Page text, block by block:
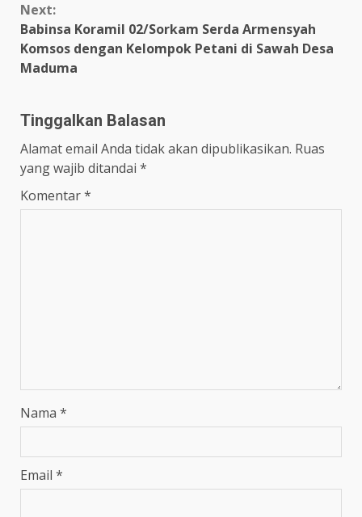
Next:
Babinsa Koramil 02/Sorkam Serda Armensyah
Komsos dengan Kelompok Petani di Sawah Desa
Maduma
Tinggalkan Balasan
Alamat email Anda tidak akan dipublikasikan. Ruas
yang wajib ditandai *
Komentar*
Nama *
Email *